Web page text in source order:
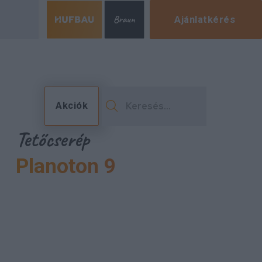
Ajánlatkérés
Akciók
Tetőcserép
Planoton 9